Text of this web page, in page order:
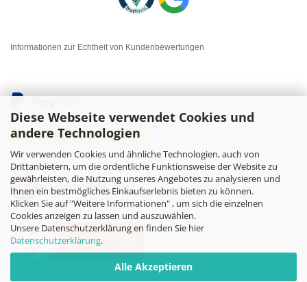
Diese Webseite verwendet Cookies und
andere Technologien
Wir verwenden Cookies und ähnliche Technologien, auch von
Drittanbietern, um die ordentliche Funktionsweise der Website zu
gewährleisten, die Nutzung unseres Angebotes zu analysieren und
Ihnen ein bestmögliches Einkaufserlebnis bieten zu können.
Klicken Sie auf "Weitere Informationen" , um sich die einzelnen
Cookies anzeigen zu lassen und auszuwählen.
Unsere Datenschutzerklärung en finden Sie hier
Datenschutzerklärung.
Alle Akzeptieren
Informationen zur Echtheit von Kundenbewertungen